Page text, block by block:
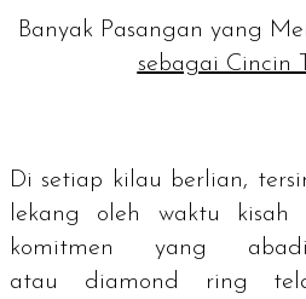
Banyak Pasangan yang
sebagai Cincin
Di setiap kilau berlian,
lekang oleh waktu
komitmen yang
atau diamond ring